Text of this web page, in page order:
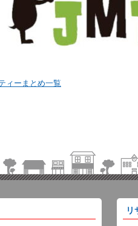
ィーまとめ一覧
リ